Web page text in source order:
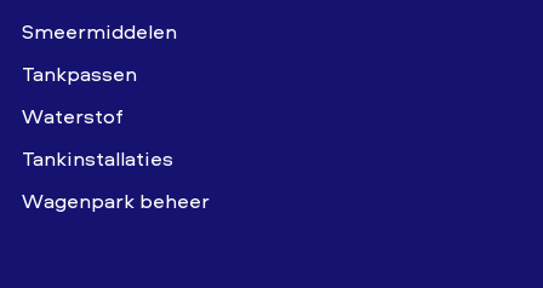
Smeermiddelen
Tankpassen
Waterstof
Tankinstallaties
Wagenpark beheer